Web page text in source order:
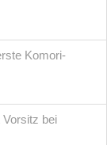
Komori-
bei